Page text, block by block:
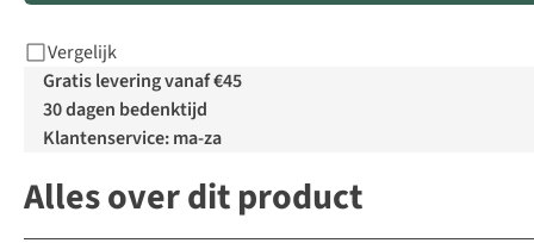
Vergelijk
Gratis levering vanaf €45
30 dagen bedenktijd
Klantenservice: ma-za
Alles over dit product